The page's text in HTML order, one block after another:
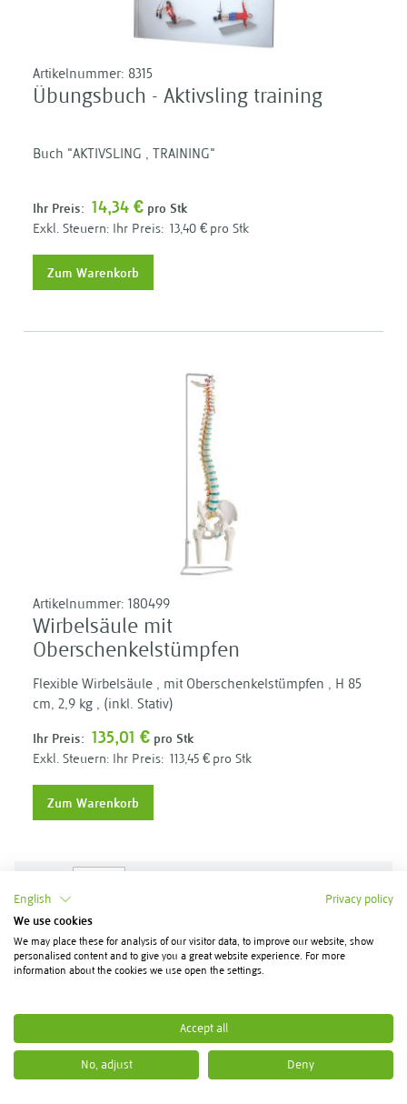
Artikelnummer: 8315
Übungsbuch - Aktivsling training
Buch "AKTIVSLING , TRAINING"
Ihr Preis: 14,34 € pro Stk
Ihr Preis: 13,40 € pro Stk
Zum Warenkorb
Artikelnummer: 180499
Wirbelsäule mit
Oberschenkelstümpfen
Flexible Wirbelsäule , mit Oberschenkelstümpfen , H 85
cm, 2,9 kg , (inkl. Stativ)
Ihr Preis: 135,01 € pro Stk
Ihr Preis: 113,45 € pro Stk
Zum Warenkorb
Lehrmaterial
unterstützt die Vermittlung anatomischer,
therapeutischer und trainingsbezogener Inhalte in
English Privacy policy
We use cookies
We may place these for analysis of our visitor data, to improve our website, show
personalised content and to give you a great website experience. For more
information about the cookies we use open the settings.
Accept all
No, adjust Deny